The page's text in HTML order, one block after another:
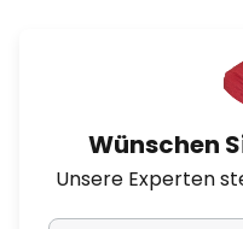
Wünschen
Unsere Experten